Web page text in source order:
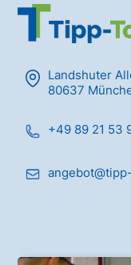
Landshuter
80637
+49 89 21 53